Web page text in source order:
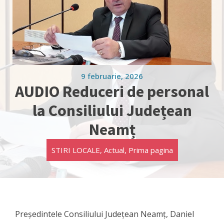
9 februarie, 2026
AUDIO Reduceri de personal
la Consiliului Județean
Neamț
STIRI LOCALE, Actual, Prima pagina
Președintele Consiliului Județean Neamț, Daniel